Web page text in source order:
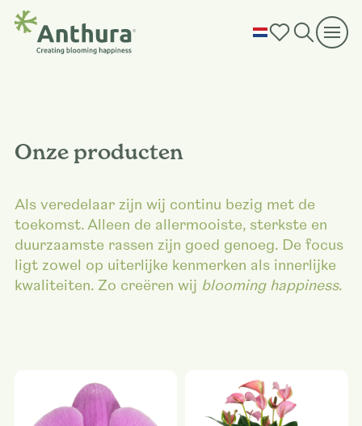
Onze producten
Als veredelaar zijn wij continu bezig met de
toekomst. Alleen de allermooiste, sterkste en
duurzaamste rassen zijn goed genoeg. De focus
ligt zowel op uiterlijke kenmerken als innerlijke
kwaliteiten. Zo creëren wij blooming happiness.